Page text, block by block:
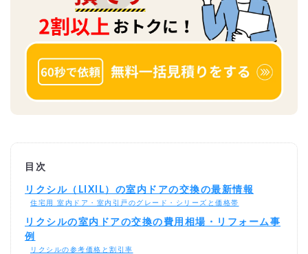
目次
リクシル（LIXIL）の室内ドアの交換の最新情報
住宅用 室内ドア・室内引戸のグレード・シリーズと価格帯
リクシルの室内ドアの交換の費用相場・リフォーム事
例
リクシルの参考価格と割引率